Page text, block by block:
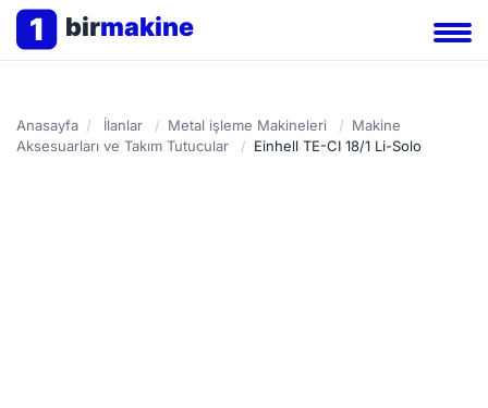
1 birmakine
Anasayfa / İlanlar / Metal işleme Makineleri / Makine
Aksesuarları ve Takım Tutucular
/ Einhell TE-CI 18/1 Li-Solo